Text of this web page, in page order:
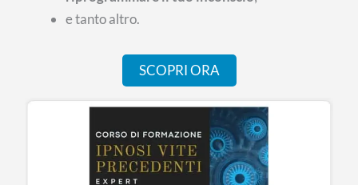
e tanto altro.
SCOPRI ORA